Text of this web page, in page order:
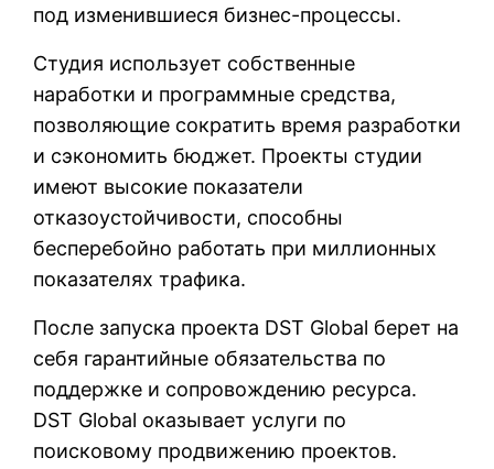
под изменившиеся бизнес-процессы.
Студия использует собственные
наработки и программные средства,
позволяющие сократить время разработки
и сэкономить бюджет. Проекты студии
имеют высокие показатели
отказоустойчивости, способны
бесперебойно работать при миллионных
показателях трафика.
После запуска проекта DST Global берет на
себя гарантийные обязательства по
поддержке и сопровождению ресурса.
DST Global оказывает услуги по
поисковому продвижению проектов.